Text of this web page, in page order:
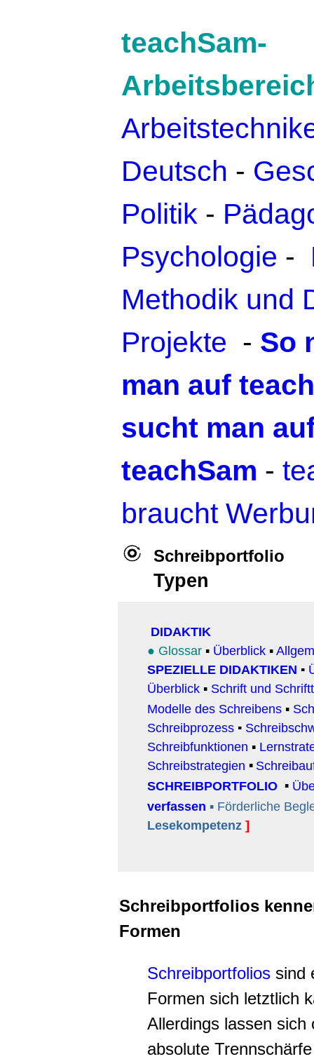
teachSam-
Deutsch -
Politik -
Psychologie -
Methodik und
Projekte - So
man auf
sucht man
teachSam -
braucht
Schreibportfolio
Typen
DIDAKTIK
● Glossar ▪ Überblick ▪
SPEZIELLE DIDAKTIKEN ▪
Überblick ▪ Schrift und
Modelle des Schreibens ▪
Schreibprozess ▪
Schreibfunktionen ▪
Schreibstrategien ▪
SCHREIBPORTFOLIO ▪
verfassen ▪ Förderliche
Lesekompetenz ]
Schreibportfolios
Formen
Schreibportfolios sind
Formen sich letztlich
Allerdings lassen sich
absolute